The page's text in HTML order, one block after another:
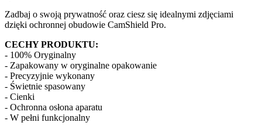
Zadbaj o swoją prywatność oraz ciesz się idealnymi zdjęciami
dzięki ochronnej obudowie CamShield Pro.
CECHY PRODUKTU:
- 100% Oryginalny
- Zapakowany w oryginalne opakowanie
- Precyzyjnie wykonany
- Świetnie spasowany
- Cienki
- Ochronna osłona aparatu
- W pełni funkcjonalny